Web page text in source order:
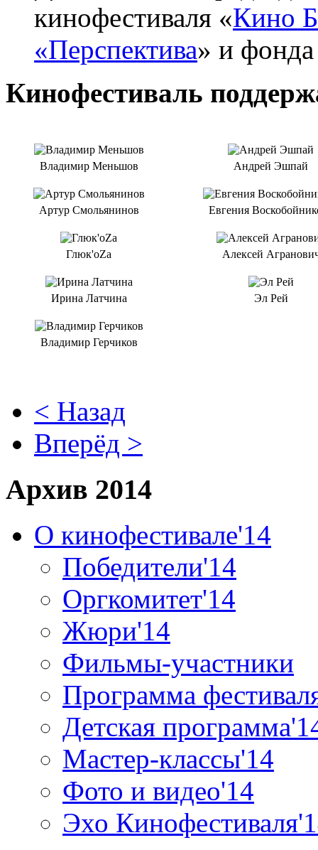
кинофестиваля «Кино
«Перспектива» и
Кинофестиваль
Владимир Меньшов Андрей Эшпай
Артур Смольянинов Евгения
Глюк'oZa Алексей
Ирина Латчина Эл Рей
Владимир Герчиков
< Назад
Вперёд >
Архив 2014
О кинофестивале'14
Победители'14
Оргкомитет'14
Жюри'14
Фильмы-участники
Программа
Детская
Мастер-классы'14
Фото и видео'14
Эхо